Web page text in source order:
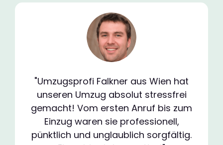
"Umzugsprofi Falkner aus Wien hat
unseren Umzug absolut stressfrei
gemacht! Vom ersten Anruf bis zum
Einzug waren sie professionell,
pünktlich und unglaublich sorgfältig.